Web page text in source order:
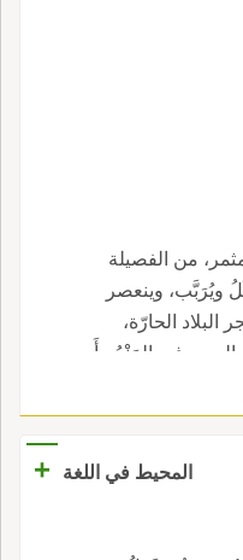
من الفصيلة
ويُرَبَّب، وينعصر
البلاد الحارّة،
بالمَنْجُو أَو
المحيط في اللغة
+